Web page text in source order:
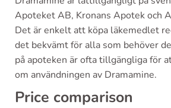
Apoteket AB, Kronans Apotek och
Det är enkelt att köpa läkemedlet
det bekvämt för alla som behöver
på apoteken är ofta tillgängliga för
om användningen av Dramamine.
Price comparison